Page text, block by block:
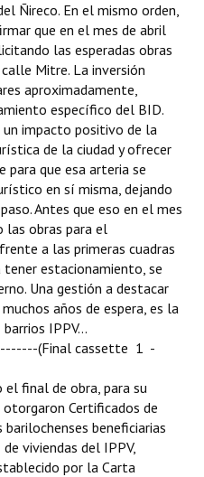
Ñireco. En el mismo orden,
que en el mes de abril
las esperadas obras
Mitre. La inversión
aproximadamente,
específico del BID.
un impacto positivo de la
de la ciudad y ofrecer
para que esa arteria se
en sí misma, dejando
Antes que eso en el mes
las obras para el
a las primeras cuadras
estacionamiento, se
Una gestión a destacar
años de espera, es la
IPPV...
(Final cassette 1 -
el final de obra, para su
Certificados de
beneficiarias
viviendas del IPPV,
por la Carta